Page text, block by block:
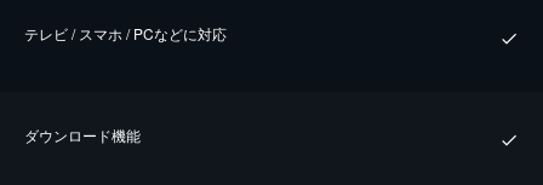
テレビ / スマホ / PCなどに対応
ダウンロード機能